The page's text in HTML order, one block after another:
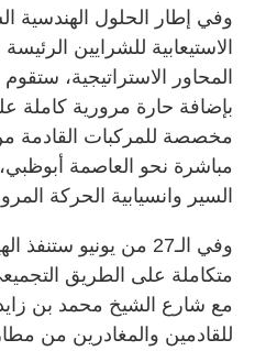
وفي إطار الحلول الهندسية
الاستيعابية للشرايين
بإضافة حارة مرورية كاملة
مخصصة للمركبات القادمة
مباشرة نحو العاصمة
السير وانسيابية الحركة
وفي الـ27 من يونيو
متكاملة على الطريق
مع شارع الشيخ محمد بن
للقادمين والمغادرين من